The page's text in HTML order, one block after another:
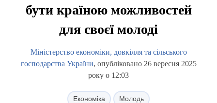
бути країною можливостей
для своєї молоді
Міністерство економіки, довкілля та сільського
господарства України, опубліковано 26 вересня 2025
року о 12:03
Економіка Молодь